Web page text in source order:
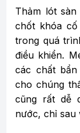
Thảm lót
chốt khóa
trong quá
điều khiển.
các chất
cho chúng
cũng rất dễ
nước, chỉ sau